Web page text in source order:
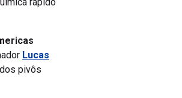
Lucas
, dos pivôs